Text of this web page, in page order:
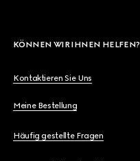
KÖNNEN WIR IHNEN HELFEN?
Kontaktieren Sie Uns
Meine Bestellung
Häufig gestellte Fragen